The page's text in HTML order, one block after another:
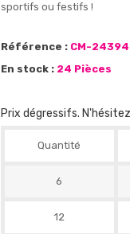
sportifs ou festifs !
Référence : CM-24394
En stock : 24 Pièces
Prix dégressifs.
Quantité
6
12